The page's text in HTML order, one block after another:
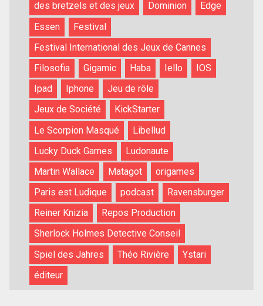
des bretzels et des jeux
Dominion
Edge
Essen
Festival
Festival International des Jeux de Cannes
Filosofia
Gigamic Haba Iello
IOS
Ipad
Iphone
Jeu de rôle
Jeux de Société
KickStarter
Le Scorpion Masqué
Libellud
Lucky Duck Games
Ludonaute
Martin Wallace
Matagot
origames
Paris est Ludique
podcast
Ravensburger
Reiner Knizia
Repos Production
Sherlock Holmes Detective Conseil
Spiel des Jahres
Théo Rivière
Ystari
éditeur